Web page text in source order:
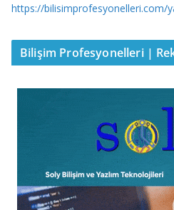
https://bilisimprofesyonelleri.com/
Bilişim Profesyonelleri |